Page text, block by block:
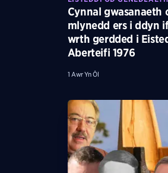
Cynnal gwasanaeth
mlynedd ers i ddyn
wrth gerdded i
Aberteifi 1976
1 Awr Yn Ôl